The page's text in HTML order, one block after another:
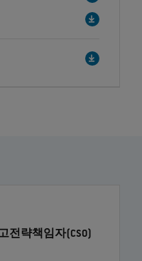
전략책임자(CSO)